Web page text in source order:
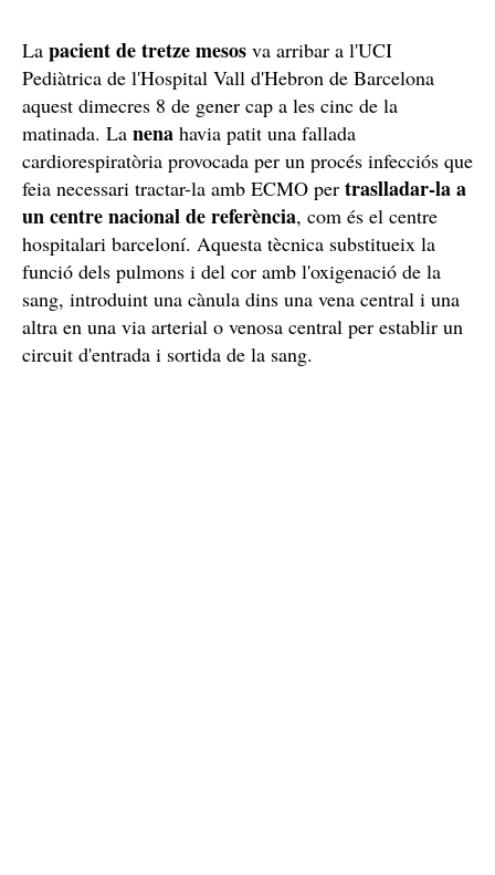
La pacient de tretze mesos va arribar a l'UCI
Pediàtrica de l'Hospital Vall d'Hebron de Barcelona
aquest dimecres 8 de gener cap a les cinc de la
matinada. La nena havia patit una fallada
cardiorespiratòria provocada per un procés infecciós que
feia necessari tractar-la amb ECMO per traslladar-la a
un centre nacional de referència, com és el centre
hospitalari barceloní. Aquesta tècnica substitueix la
funció dels pulmons i del cor amb l'oxigenació de la
sang, introduint una cànula dins una vena central i una
altra en una via arterial o venosa central per establir un
circuit d'entrada i sortida de la sang.